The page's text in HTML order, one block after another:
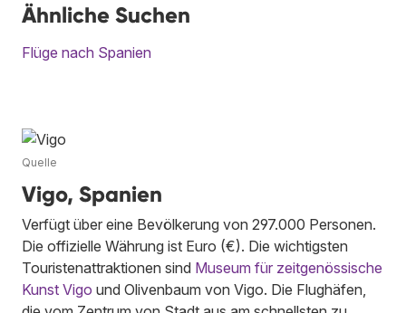
Ähnliche Suchen
Flüge nach Spanien
Quelle
Vigo, Spanien
Verfügt über eine Bevölkerung von 297.000 Personen.
Die offizielle Währung ist Euro (€). Die wichtigsten
Touristenattraktionen sind Museum für zeitgenössische
Kunst Vigo und Olivenbaum von Vigo. Die Flughäfen,